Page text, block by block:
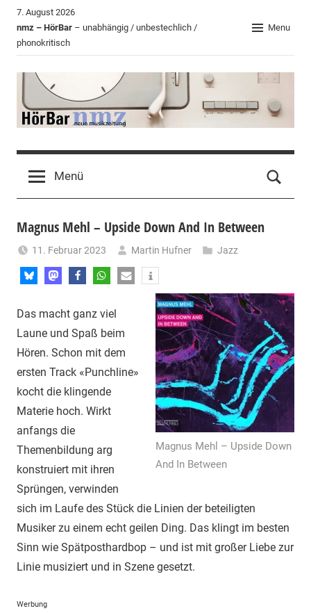
Zum
Inhalt
springen
7. August 2026
nmz – HörBar – unabhängig / unbestechlich /
phonokritisch
Menu
HörBar
der
nmz
Menü
Magnus Mehl – Upside Down And In Between
11. Februar 2023 Martin Hufner Jazz
Magnus Mehl – Upside Down
And In Between
Das macht ganz viel
Laune und Spaß beim
Hören. Schon mit dem
ersten Track «Punchline»
kocht die klingende
Materie hoch. Wirkt
anfangs die
Themenbildung arg
konstruiert mit ihren
Sprüngen, verwinden
sich im Laufe des Stück die Linien der beteiligten
Musiker zu einem echt geilen Ding. Das klingt im besten
Sinn wie Spätposthardbop – und ist mit großer Liebe zur
Linie musiziert und in Szene gesetzt.
Werbung